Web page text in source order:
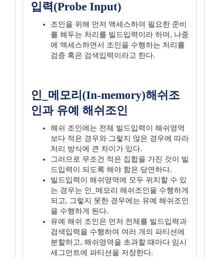
입력(Probe Input)
조인을 위해 먼저 액세스하여 필요한 준비
를 해두는 처리를 빌드입력이라 하며, 나중
에 액세스하면서 조인을 수행하는 처리를
검증 혹은 검색입력이라고 한다.
인_메모리(In-memory)해쉬조
인과 유예 해쉬조인
해쉬 조인에는 전체 빌드입력이 해쉬영역
보다 적은 경우와 그렇지 않은 경우에 따라
처리 방식에 큰 차이가 있다.
그러므로 무조건 적은 집합을 가진 것이 빌
드입력이 되도록 해야 함은 당연하다.
빌드입력이 해쉬영역에 모두 위치할 수 있
는 경우는 인_메모리 해쉬조인을 수행하게
되고, 그렇지 못한 경우에는 유예 해쉬조인
을 수행하게 된다.
유예 해쉬 조인은 먼저 전체를 빌드입력과
검색입력을 수행하여 여러 개의 파티션에
분할하고, 해쉬영역을 초과할 때마다 임시
세그먼트에 파티션을 저장한다.